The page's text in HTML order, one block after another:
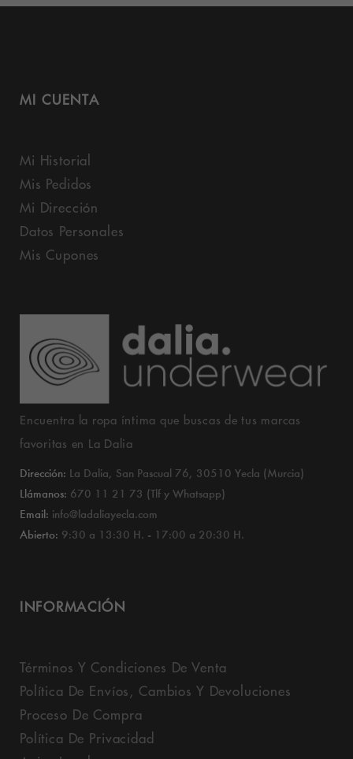
MI CUENTA
Mi Historial
Mis Pedidos
Mi Dirección
Datos Personales
Mis Cupones
Encuentra la ropa íntima que buscas de tus marcas
favoritas en La Dalia
Dirección: La Dalia, San Pascual 76, 30510 Yecla (Murcia)
Llámanos: 670 11 21 73 (Tlf y Whatsapp)
Email: info@ladaliayecla.com
Abierto: 9:30 a 13:30 H. - 17:00 a 20:30 H.
INFORMACIÓN
Términos Y Condiciones De Venta
Política De Envíos, Cambios Y Devoluciones
Proceso De Compra
Política De Privacidad